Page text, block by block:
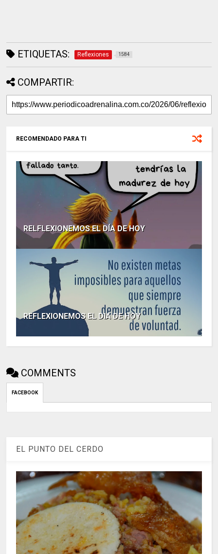
ETIQUETAS: Reflexiones 1584
COMPARTIR:
RECOMENDADO PARA TI
RELFLEXIONEMOS EL DÍA DE HOY
REFLEXIONEMOS EL DIA DE HOY
COMMENTS
FACEBOOK
EL PUNTO DEL CERDO